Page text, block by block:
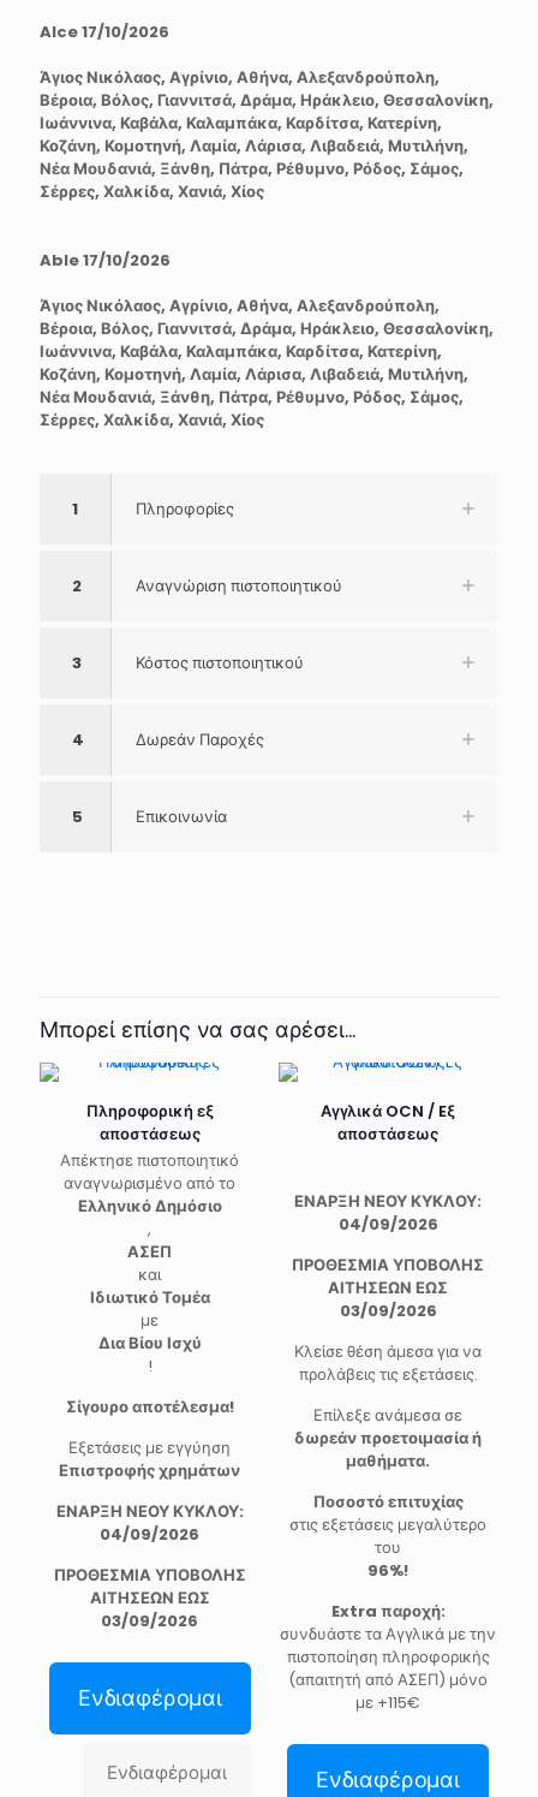
Alce 17/10/2026
Άγιος Νικόλαος, Αγρίνιο, Αθήνα, Αλεξανδρούπολη,
Βέροια, Βόλος, Γιαννιτσά, Δράμα, Ηράκλειο, Θεσσαλονίκη,
Ιωάννινα, Καβάλα, Καλαμπάκα, Καρδίτσα, Κατερίνη,
Κοζάνη, Κομοτηνή, Λαμία, Λάρισα, Λιβαδειά, Μυτιλήνη,
Νέα Μουδανιά, Ξάνθη, Πάτρα, Ρέθυμνο, Ρόδος, Σάμος,
Σέρρες, Χαλκίδα, Χανιά, Χίος
Able 17/10/2026
Άγιος Νικόλαος, Αγρίνιο, Αθήνα, Αλεξανδρούπολη,
Βέροια, Βόλος, Γιαννιτσά, Δράμα, Ηράκλειο, Θεσσαλονίκη,
Ιωάννινα, Καβάλα, Καλαμπάκα, Καρδίτσα, Κατερίνη,
Κοζάνη, Κομοτηνή, Λαμία, Λάρισα, Λιβαδειά, Μυτιλήνη,
Νέα Μουδανιά, Ξάνθη, Πάτρα, Ρέθυμνο, Ρόδος, Σάμος,
Σέρρες, Χαλκίδα, Χανιά, Χίος
1 Πληροφορίες
2 Αναγνώριση πιστοποιητικού
3 Κόστος πιστοποιητικού
4 Δωρεάν Παροχές
5 Επικοινωνία
Μπορεί επίσης να σας αρέσει…
Πληροφορική εξ
αποστάσεως
Απέκτησε πιστοποιητικό
αναγνωρισμένο από το
Ελληνικό Δημόσιο
,
ΑΣΕΠ
και
Ιδιωτικό Τομέα
με
Δια Βίου Ισχύ
!
Σίγουρο αποτέλεσμα!
Εξετάσεις με εγγύηση
Επιστροφής χρημάτων
ΕΝΑΡΞΗ ΝΕΟΥ ΚΥΚΛΟΥ:
04/09/2026
ΠΡΟΘΕΣΜΙΑ ΥΠΟΒΟΛΗΣ
ΑΙΤΗΣΕΩΝ ΕΩΣ
03/09/2026
Ενδιαφέρομαι
Ενδιαφέρομαι
Αγγλικά OCN / Eξ
αποστάσεως
ΕΝΑΡΞΗ ΝΕΟΥ ΚΥΚΛΟΥ:
04/09/2026
ΠΡΟΘΕΣΜΙΑ ΥΠΟΒΟΛΗΣ
ΑΙΤΗΣΕΩΝ ΕΩΣ
03/09/2026
Κλείσε θέση άμεσα για να
προλάβεις τις εξετάσεις.
Επίλεξε ανάμεσα σε
δωρεάν προετοιμασία ή
μαθήματα.
Ποσοστό επιτυχίας
στις εξετάσεις μεγαλύτερο
του
96%!
Extra παροχή:
συνδυάστε τα Αγγλικά με την
πιστοποίηση πληροφορικής
(απαιτητή από ΑΣΕΠ) μόνο
με +115€
Ενδιαφέρομαι